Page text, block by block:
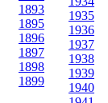
1893
1895
1896
1897
1898
1899
1935
1936
1937
1938
1939
1940